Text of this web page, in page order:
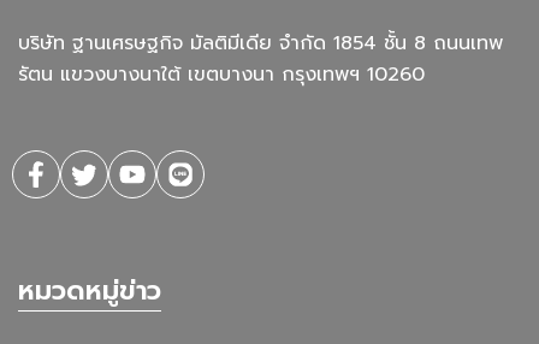
บริษัท ฐานเศรษฐกิจ มัลติมีเดีย จํากัด 1854 ชั้น 8 ถนนเทพ
รัตน แขวงบางนาใต้ เขตบางนา กรุงเทพฯ 10260
หมวดหมู่ข่าว